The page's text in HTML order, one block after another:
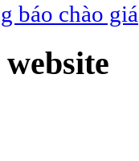
báo chào giá